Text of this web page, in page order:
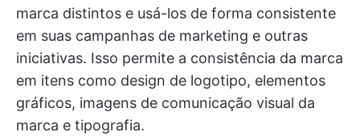
marca distintos e usá-los de forma consistente
em suas campanhas de marketing e outras
iniciativas. Isso permite a consistência da marca
em itens como design de logotipo, elementos
gráficos, imagens de comunicação visual da
marca e tipografia.